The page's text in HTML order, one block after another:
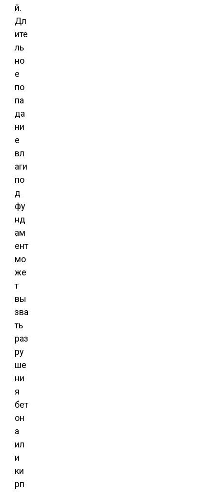
й.
Дл
ите
ль
но
е
по
па
да
ни
е
вл
аги
по
д
фу
нд
ам
ент
мо
же
т
вы
зва
ть
раз
ру
ше
ни
я
бет
он
а
ил
и
ки
рп